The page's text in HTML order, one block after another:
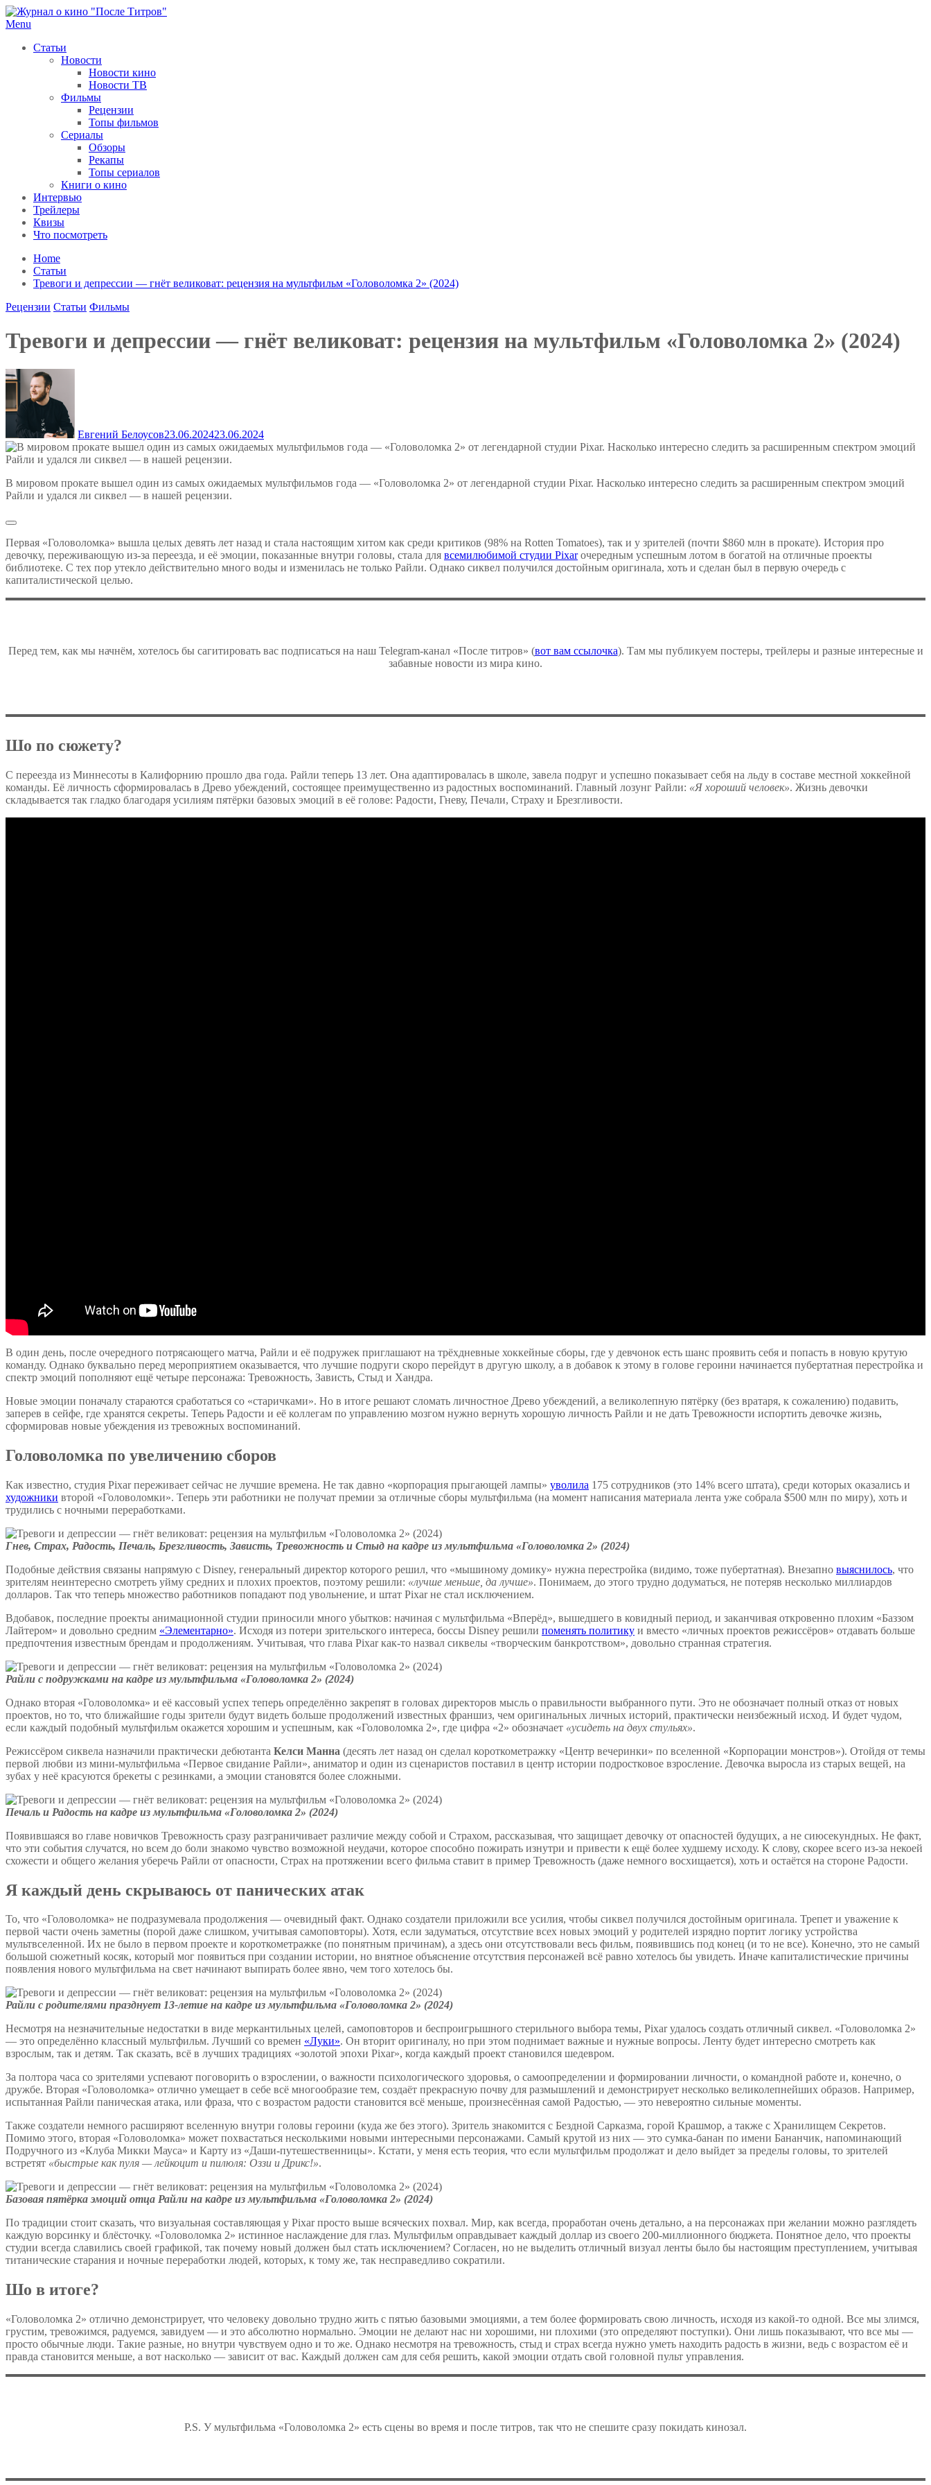
Skip
to
Menu
Статьи
Новости
Новости кино
Новости ТВ
Фильмы
Рецензии
Топы фильмов
Сериалы
Обзоры
Рекапы
Топы сериалов
Книги о кино
Интервью
Трейлеры
Квизы
Что посмотреть
Home
Статьи
Тревоги и депрессии — гнёт великоват: рецензия на мультфильм «Головоломка 2» (2024)
Рецензии Статьи Фильмы
Тревоги и депрессии — гнёт великоват: рецензия на мультфильм «Головоломка 2» (2024)
Евгений Белоусов23.06.202423.06.2024
В мировом прокате вышел один из самых ожидаемых мультфильмов года — «Головоломка 2» от легендарной студии Pixar. Насколько интересно следить за расширенным спектром эмоций
Райли и удался ли сиквел — в нашей рецензии.
Первая «Головоломка» вышла целых девять лет назад и стала настоящим хитом как среди критиков (98% на Rotten Tomatoes), так и у зрителей (почти $860 млн в прокате). История про
девочку, переживающую из-за переезда, и её эмоции, показанные внутри головы, стала для всемилюбимой студии Pixarочередным успешным лотом в богатой на отличные проекты
библиотеке. С тех пор утекло действительно много воды и изменилась не только Райли. Однако сиквел получился достойным оригинала, хоть и сделан был в первую очередь с
капиталистической целью.
Перед тем, как мы начнём, хотелось бы сагитировать вас подписаться на наш Telegram-канал «После титров» (вот вам ссылочка). Там мы публикуем постеры, трейлеры и разные интересные и
забавные новости из мира кино.
Шо по сюжету?
С переезда из Миннесоты в Калифорнию прошло два года. Райли теперь 13 лет. Она адаптировалась в школе, завела подруг и успешно показывает себя на льду в составе местной хоккейной
команды. Её личность сформировалась в Древо убеждений, состоящее преимущественно из радостных воспоминаний. Главный лозунг Райли: «Я хороший человек». Жизнь девочки
складывается так гладко благодаря усилиям пятёрки базовых эмоций в её голове: Радости, Гневу, Печали, Страху и Брезгливости.
В один день, после очередного потрясающего матча, Райли и её подружек приглашают на трёхдневные хоккейные сборы, где у девчонок есть шанс проявить себя и попасть в новую крутую
команду. Однако буквально перед мероприятием оказывается, что лучшие подруги скоро перейдут в другую школу, а в добавок к этому в голове героини начинается пубертатная перестройка и
спектр эмоций пополняют ещё четыре персонажа: Тревожность, Зависть, Стыд и Хандра.
Новые эмоции поначалу стараются сработаться со «старичками». Но в итоге решают сломать личностное Древо убеждений, а великолепную пятёрку (без вратаря, к сожалению) подавить,
заперев в сейфе, где хранятся секреты. Теперь Радости и её коллегам по управлению мозгом нужно вернуть хорошую личность Райли и не дать Тревожности испортить девочке жизнь,
сформировав новые убеждения из тревожных воспоминаний.
Головоломка по увеличению сборов
Как известно, студия Pixar переживает сейчас не лучшие времена. Не так давно «корпорация прыгающей лампы» уволила 175 сотрудников (это 14% всего штата), среди которых оказались и
художники второй «Головоломки». Теперь эти работники не получат премии за отличные сборы мультфильма (на момент написания материала лента уже собрала $500 млн по миру), хоть и
трудились с ночными переработками.
Гнев, Страх, Радость, Печаль, Брезгливость, Зависть, Тревожность и Стыд на кадре из мультфильма «Головоломка 2» (2024)
Подобные действия связаны напрямую с Disney, генеральный директор которого решил, что «мышиному домику» нужна перестройка (видимо, тоже пубертатная). Внезапно выяснилось, что
зрителям неинтересно смотреть уйму средних и плохих проектов, поэтому решили: «лучше меньше, да лучше». Понимаем, до этого трудно додуматься, не потеряв несколько миллиардов
долларов. Так что теперь множество работников попадают под увольнение, и штат Pixar не стал исключением.
Вдобавок, последние проекты анимационной студии приносили много убытков: начиная с мультфильма «Вперёд», вышедшего в ковидный период, и заканчивая откровенно плохим «Баззом
Лайтером» и довольно средним «Элементарно». Исходя из потери зрительского интереса, боссы Disney решили поменять политику и вместо «личных проектов режиссёров» отдавать больше
предпочтения известным брендам и продолжениям. Учитывая, что глава Pixar как-то назвал сиквелы «творческим банкротством», довольно странная стратегия.
Райли с подружками на кадре из мультфильма «Головоломка 2» (2024)
Однако вторая «Головоломка» и её кассовый успех теперь определённо закрепят в головах директоров мысль о правильности выбранного пути. Это не обозначает полный отказ от новых
проектов, но то, что ближайшие годы зрители будут видеть больше продолжений известных франшиз, чем оригинальных личных историй, практически неизбежный исход. И будет чудом,
если каждый подобный мультфильм окажется хорошим и успешным, как «Головоломка 2», где цифра «2» обозначает «усидеть на двух стульях».
Режиссёром сиквела назначили практически дебютанта Келси Манна (десять лет назад он сделал короткометражку «Центр вечеринки» по вселенной «Корпорации монстров»). Отойдя от темы
первой любви из мини-мультфильма «Первое свидание Райли», аниматор и один из сценаристов поставил в центр истории подростковое взросление. Девочка выросла из старых вещей, на
зубах у неё красуются брекеты с резинками, а эмоции становятся более сложными.
Печаль и Радость на кадре из мультфильма «Головоломка 2» (2024)
Появившаяся во главе новичков Тревожность сразу разграничивает различие между собой и Страхом, рассказывая, что защищает девочку от опасностей будущих, а не сиюсекундных. Не факт,
что эти события случатся, но всем до боли знакомо чувство возможной неудачи, которое способно пожирать изнутри и привести к ещё более худшему исходу. К слову, скорее всего из-за некоей
схожести и общего желания уберечь Райли от опасности, Страх на протяжении всего фильма ставит в пример Тревожность (даже немного восхищается), хоть и остаётся на стороне Радости.
Я каждый день скрываюсь от панических атак
То, что «Головоломка» не подразумевала продолжения — очевидный факт. Однако создатели приложили все усилия, чтобы сиквел получился достойным оригинала. Трепет и уважение к
первой части очень заметны (порой даже слишком, учитывая самоповторы). Хотя, если задуматься, отсутствие всех новых эмоций у родителей изрядно портит логику устройства
мультвселенной. Их не было в первом проекте и короткометражке (по понятным причинам), а здесь они отсутствовали весь фильм, появившись под конец (и то не все). Конечно, это не самый
большой сюжетный косяк, который мог появиться при создании истории, но внятное объяснение отсутствия персонажей всё равно хотелось бы увидеть. Иначе капиталистические причины
появления нового мультфильма на свет начинают выпирать более явно, чем того хотелось бы.
Райли с родителями празднует 13-летие на кадре из мультфильма «Головоломка 2» (2024)
Несмотря на незначительные недостатки в виде меркантильных целей, самоповторов и беспроигрышного стерильного выбора темы, Pixar удалось создать отличный сиквел. «Головоломка 2»
— это определённо классный мультфильм. Лучший со времен «Луки». Он вторит оригиналу, но при этом поднимает важные и нужные вопросы. Ленту будет интересно смотреть как
взрослым, так и детям. Так сказать, всё в лучших традициях «золотой эпохи Pixar», когда каждый проект становился шедевром.
За полтора часа со зрителями успевают поговорить о взрослении, о важности психологического здоровья, о самоопределении и формировании личности, о командной работе и, конечно, о
дружбе. Вторая «Головоломка» отлично умещает в себе всё многообразие тем, создаёт прекрасную почву для размышлений и демонстрирует несколько великолепнейших образов. Например,
испытанная Райли паническая атака, или фраза, что с возрастом радости становится всё меньше, произнесённая самой Радостью, — это невероятно сильные моменты.
Также создатели немного расширяют вселенную внутри головы героини (куда же без этого). Зритель знакомится с Бездной Сарказма, горой Крашмор, а также с Хранилищем Секретов.
Помимо этого, вторая «Головоломка» может похвастаться несколькими новыми интересными персонажами. Самый крутой из них — это сумка-банан по имени Бананчик, напоминающий
Подручного из «Клуба Микки Мауса» и Карту из «Даши-путешественницы». Кстати, у меня есть теория, что если мультфильм продолжат и дело выйдет за пределы головы, то зрителей
встретят «быстрые как пуля — лейкоцит и пилюля: Оззи и Дрикс!».
Базовая пятёрка эмоций отца Райли на кадре из мультфильма «Головоломка 2» (2024)
По традиции стоит сказать, что визуальная составляющая у Pixar просто выше всяческих похвал. Мир, как всегда, проработан очень детально, а на персонажах при желании можно разглядеть
каждую ворсинку и блёсточку. «Головоломка 2» истинное наслаждение для глаз. Мультфильм оправдывает каждый доллар из своего 200-миллионного бюджета. Понятное дело, что проекты
студии всегда славились своей графикой, так почему новый должен был стать исключением? Согласен, но не выделить отличный визуал ленты было бы настоящим преступлением, учитывая
титанические старания и ночные переработки людей, которых, к тому же, так несправедливо сократили.
Шо в итоге?
«Головоломка 2» отлично демонстрирует, что человеку довольно трудно жить с пятью базовыми эмоциями, а тем более формировать свою личность, исходя из какой-то одной. Все мы злимся,
грустим, тревожимся, радуемся, завидуем — и это абсолютно нормально. Эмоции не делают нас ни хорошими, ни плохими (это определяют поступки). Они лишь показывают, что все мы —
просто обычные люди. Такие разные, но внутри чувствуем одно и то же. Однако несмотря на тревожность, стыд и страх всегда нужно уметь находить радость в жизни, ведь с возрастом её и
правда становится меньше, а вот насколько — зависит от вас. Каждый должен сам для себя решить, какой эмоции отдать свой головной пульт управления.
P.S. У мультфильма «Головоломка 2» есть сцены во время и после титров, так что не спешите сразу покидать кинозал.